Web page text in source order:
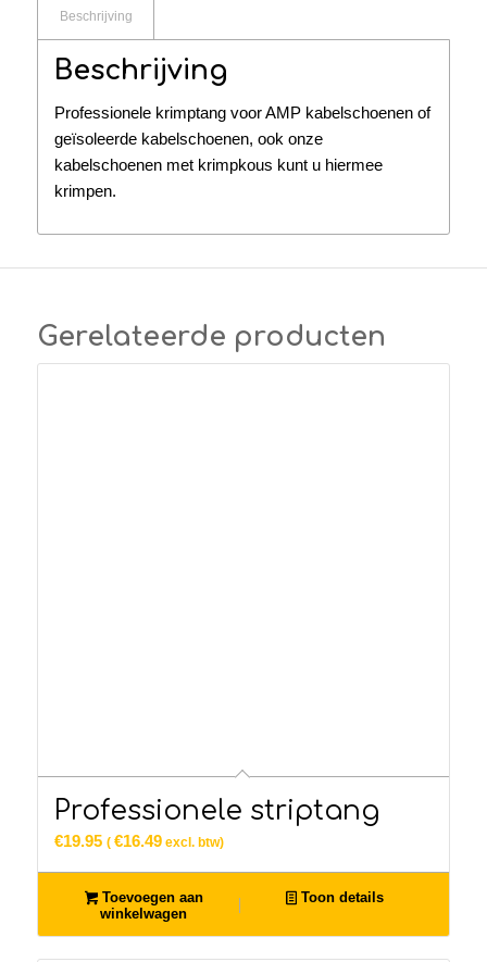
Beschrijving
Beschrijving
Professionele krimptang voor AMP kabelschoenen of
geïsoleerde kabelschoenen, ook onze
kabelschoenen met krimpkous kunt u hiermee
krimpen.
Gerelateerde producten
Professionele striptang
€19.95 ( €16.49excl. btw)
Toevoegen aan
winkelwagen
Toon details